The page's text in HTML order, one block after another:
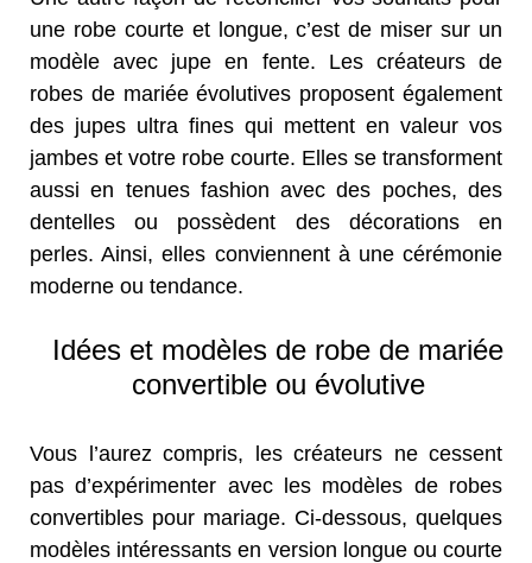
une robe courte et longue, c’est de miser sur un
modèle avec jupe en fente. Les créateurs de
robes de mariée évolutives proposent également
des jupes ultra fines qui mettent en valeur vos
jambes et votre robe courte. Elles se transforment
aussi en tenues fashion avec des poches, des
dentelles ou possèdent des décorations en
perles. Ainsi, elles conviennent à une cérémonie
moderne ou tendance.
Idées et modèles de robe de mariée
convertible ou évolutive
Vous l’aurez compris, les créateurs ne cessent
pas d’expérimenter avec les modèles de robes
convertibles pour mariage. Ci-dessous, quelques
modèles intéressants en version longue ou courte